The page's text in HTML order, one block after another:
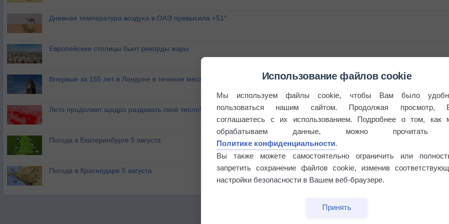
Дневная температура воздуха в ОАЭ превысила +51°
Европейские столицы бьют рекорды жары
Впервые за 155 лет в Лондоне в течение месяца не выпадал дождь
Лето продолжит щедро раздавать своё тепло!
Погода в Екатеринбурге 5 августа
Погода в Краснодаре 5 августа
Использование файлов cookie
Мы используем файлы cookie, чтобы Вам было
пользоваться нашим сайтом. Продолжая просмотр,
соглашаетесь с их использованием. Подробнее о том, как
обрабатываем данные, можно прочитать
Политике конфиденциальности.
Вы также можете самостоятельно ограничить или
запретить сохранение файлов cookie, изменив
настройки безопасности в Вашем веб-браузере.
Принять